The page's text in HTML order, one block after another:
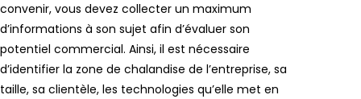
convenir, vous devez collecter un maximum
d’informations à son sujet afin d’évaluer son
potentiel commercial. Ainsi, il est nécessaire
d’identifier la zone de chalandise de l’entreprise, sa
taille, sa clientèle, les technologies qu’elle met en